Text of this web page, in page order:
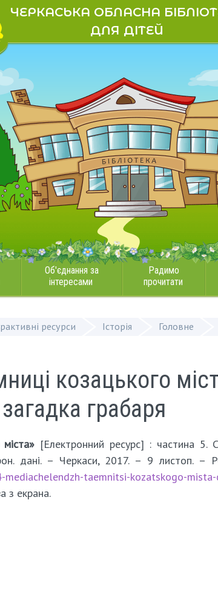
ЧЕРКАСЬКА ОБЛАСНА
ДЛЯ ДІТЕЙ
Об'єднання за
інтересами
Радимо
прочитати
ресурси Історія Головне
козацького
грабаря
[Електронний ресурс] : частина 5.
дані. – Черкаси, 2017. – 9 листоп. –
taemnitsi-kozatskogo-mista-
з екрана.